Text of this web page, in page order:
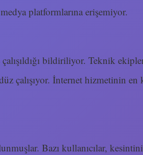
platformlarına erişemiyor.
bildiriliyor. Teknik
çalışıyor. İnternet hizmetinin en
Bazı kullanıcılar,